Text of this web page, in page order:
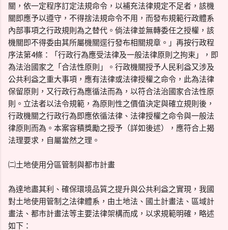
關，依一定程序訂定法規命令，以補充法律規定不足者，該機
關即應予以遵守，不得捨法規命令不用，而發布規範行政體系
內部事項之行政規則為之替代。倘法律並無轉委任之授權，該
機關即不得委由其所屬機關逕行發布相關規章。」再按行政程
序法第4條：「行政行為應受法律及一般法律原則之拘束」，即
為法治國家之「合法性原則」。行政機關授予人民利益又涉及
公共利益之重大事項，應有法律或法律授權之命令，此為法律
保留原則，又行政行為應循法而為，以符合法治國家合法性原
則。立法者以法令規範，為原則性之價值決定與確立規則後，
行政機關之行政行為即應依循法律、法律授權之命令與一般法
律原則而為。本案容積獎勵之授予（詳如後述），應符合上揭
法理要求，自屬當然之理。
㈡土地使用分區管制與都市計畫
為達地盡其利、確保環境品質之提升與公共利益之實現，我國
對土地使用管制之法律體系，由土地法、國土計畫法、區域計
畫法、都市計畫法等主要法律架構而成，以求規範明確，略述
如下：